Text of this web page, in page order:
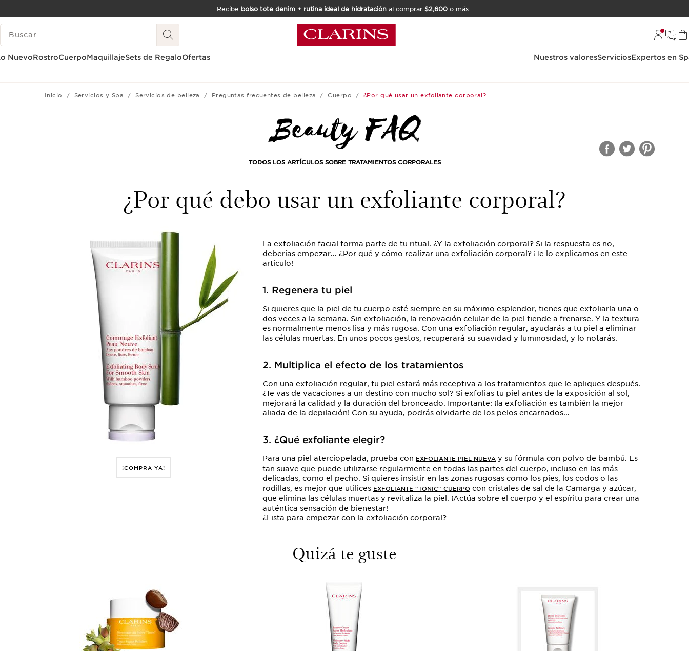
IR AL CONTENIDO
Recibe bolso tote denim + rutina ideal de hidratación al comprar $2,600 o más.
BUSCAR
NuevoRostroCuerpoMaquillajeSets de RegaloOfertas Nuestros valoresServiciosExpertos en
Inicio Servicios y Spa Servicios de belleza Preguntas frecuentes de belleza Cuerpo ¿Por qué usar un exfoliante corporal?
TODOS LOS ARTÍCULOS SOBRE TRATAMIENTOS CORPORALES
¿Por qué debo usar un exfoliante corporal?
¡COMPRA YA!
La exfoliación facial forma parte de tu ritual. ¿Y la exfoliación corporal? Si la respuesta es no,
deberías empezar... ¿Por qué y cómo realizar una exfoliación corporal? ¡Te lo explicamos en este
artículo!
1. Regenera tu piel
Si quieres que la piel de tu cuerpo esté siempre en su máximo esplendor, tienes que exfoliarla una o
dos veces a la semana. Sin exfoliación, la renovación celular de la piel tiende a frenarse. Y la textura
es normalmente menos lisa y más rugosa. Con una exfoliación regular, ayudarás a tu piel a eliminar
las células muertas. En unos pocos gestos, recuperará su suavidad y luminosidad, y lo notarás.
2. Multiplica el efecto de los tratamientos
Con una exfoliación regular, tu piel estará más receptiva a los tratamientos que le apliques después.
¿Te vas de vacaciones a un destino con mucho sol? Si exfolias tu piel antes de la exposición al sol,
mejorará la calidad y la duración del bronceado. Importante: ¡la exfoliación es también la mejor
aliada de la depilación! Con su ayuda, podrás olvidarte de los pelos encarnados...
3. ¿Qué exfoliante elegir?
Para una piel aterciopelada, prueba con EXFOLIANTE PIEL NUEVA y su fórmula con polvo de bambú. Es
tan suave que puede utilizarse regularmente en todas las partes del cuerpo, incluso en las más
delicadas, como el pecho. Si quieres insistir en las zonas rugosas como los pies, los codos o las
rodillas, es mejor que utilices EXFOLIANTE "TONIC" CUERPO con cristales de sal de la Camarga y azúcar,
que elimina las células muertas y revitaliza la piel. ¡Actúa sobre el cuerpo y el espíritu para crear una
auténtica sensación de bienestar!
¿Lista para empezar con la exfoliación corporal?
Quizá te guste